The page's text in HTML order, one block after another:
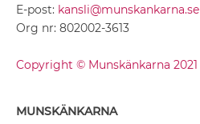
E-post: kansli@munskankarna.se
Org nr: 802002-3613
Copyright © Munskänkarna 2021
MUNSKÄNKARNA